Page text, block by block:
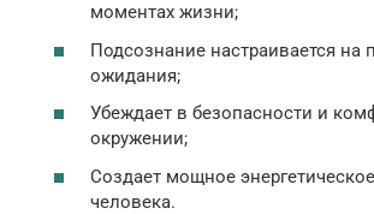
моментах жизни;
Подсознание настраивается на
ожидания;
Убеждает в безопасности и
окружении;
Создает мощное
человека.